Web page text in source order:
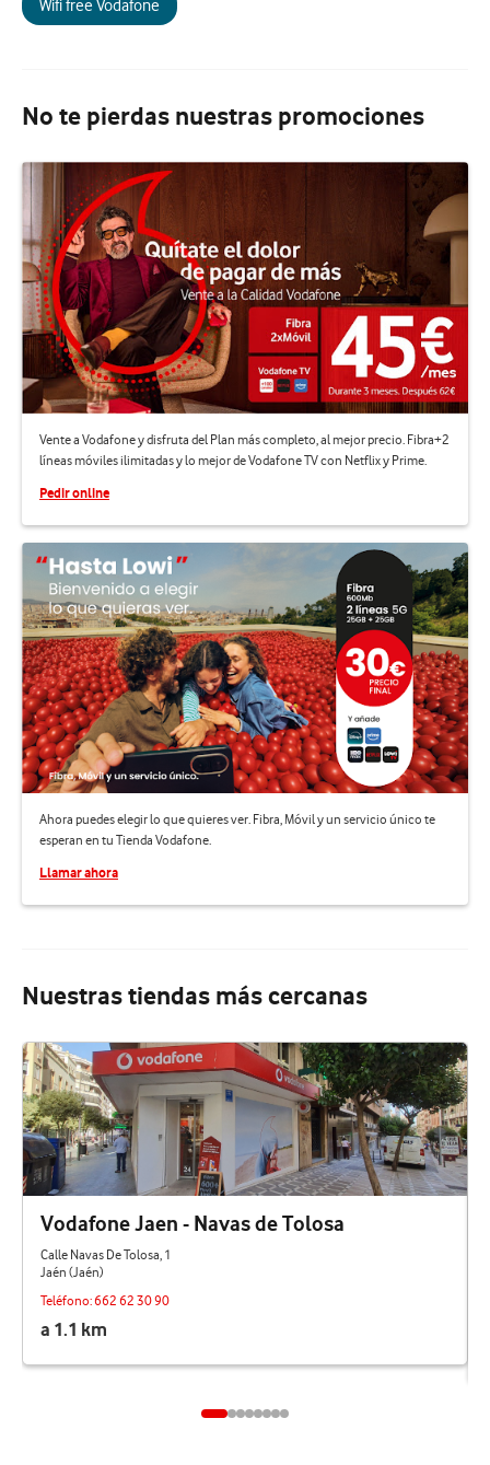
Wifi free Vodafone
No te pierdas nuestras promociones
Vente a Vodafone y disfruta del Plan más completo, al mejor precio. Fibra+2
líneas móviles ilimitadas y lo mejor de Vodafone TV con Netflix y Prime.
Pedir online
Ahora puedes elegir lo que quieres ver. Fibra, Móvil y un servicio único te
esperan en tu Tienda Vodafone.
Llamar ahora
Nuestras tiendas más cercanas
Vodafone Jaen - Navas de Tolosa
Calle Navas De Tolosa, 1
Jaén (Jaén)
Teléfono:662 62 30 90
a 1.1 km